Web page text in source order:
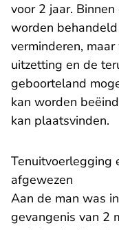
voor 2 jaar. Binnen
worden
verminderen,
uitzetting en de
geboorteland
kan worden
kan plaatsvinden.
Tenuitvoerlegging
afgewezen
Aan de man was
gevangenis van 2